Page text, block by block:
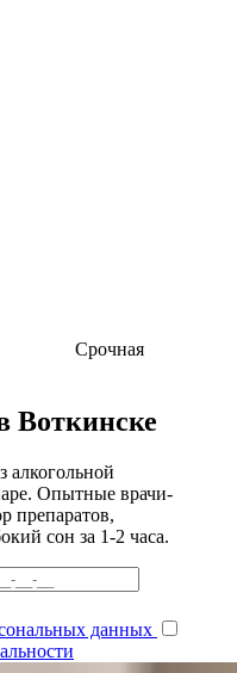
Срочная
Воткинске
алкогольной
Опытные врачи-
препаратов,
сон за 1-2 часа.
данных